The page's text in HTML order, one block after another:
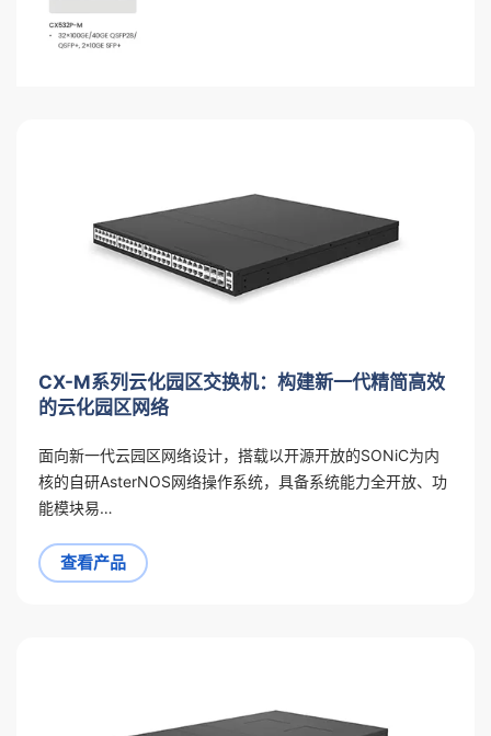
CX-M系列云化园区交换机：构建新一代精简高效
的云化园区网络
面向新一代云园区网络设计，搭载以开源开放的SONiC为内
核的自研AsterNOS网络操作系统，具备系统能力全开放、功
能模块易…
查看产品